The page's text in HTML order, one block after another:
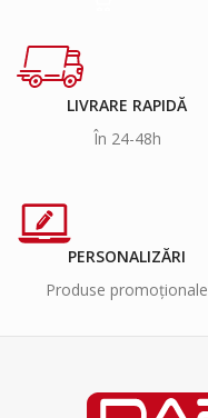
LIVRARE RAPIDĂ
În 24-48h
PERSONALIZĂRI
Produse promoționale